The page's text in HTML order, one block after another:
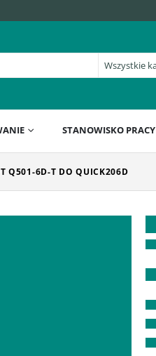
STANOWISKO PRACY
Q501-6D-T DO QUICK206D